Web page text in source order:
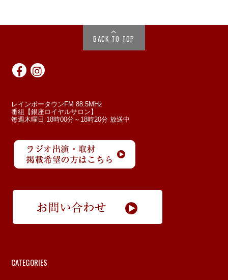
BACK TO TOP
レインボータウンFM 88.5MHz
番組【銀座ロイヤルサロン】
毎週木曜日 18時00分～18時20分 放送中
CATEGORIES